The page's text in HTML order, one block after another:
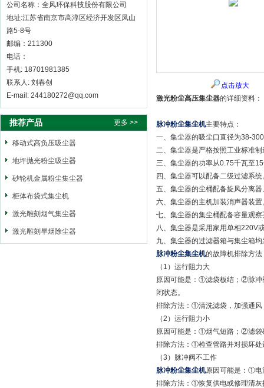
公司名称：全风环保科技股份有限公司
地址:江苏省南京市高淳区经济开发区凤山
路5-8号
邮编：211300
电话：
手机: 18701981385
联系人: 刘春创
E-mail: 244180272@qq.com
推荐产品 更多 >>
移动式高负压吸尘器
地坪抛光粉尘吸尘器
砂轮机金属粉尘集尘器
柜体布袋式集尘机
激光雕刻烟气集尘器
激光雕刻旱烟除尘器
点击放大
激光粉尘高压集尘器的详细资料：
脉冲粉尘集尘机主要特点：
一、集尘器的吸尘口直径为38-
二、集尘器是严格按照工业标准
三、集尘器的功率从0.75千瓦至
四、集尘器可以配备二级过滤系统
五、集尘器的尘桶配备旋风分离
六、集尘器的主机加装消声器装
七、集尘器的集尘桶配备容量观
八、集尘器是采用家用单相220V
九、集尘器的过滤器箱与集尘箱
脉冲粉尘集尘机的故障机排除方法
（1）运行阻力大
原因可能是：①滤袋板结；②脉冲
闭状态。
排除方法：①清洗滤袋，加强通
（2）运行阻力小
原因可能是：①烟气短路；②滤袋
排除方法：①检查管路并对损坏
（3）脉冲阀不工作
脉冲粉尘集尘机原因可能是：①电
排除方法：①恢复供电或修理清